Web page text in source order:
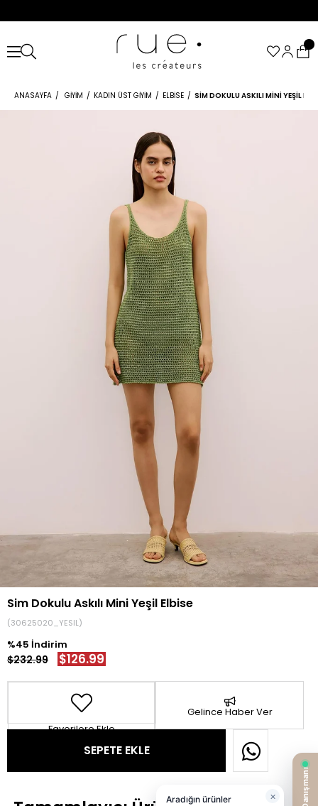
ANASAYFA GIYIM KADIN ÜST GIYIM ELBISE SIM DOKULU ASKILI MINI YEŞIL
Sim Dokulu Askılı Mini Yeşil Elbise
(30625020_YESIL)
45
$232.99 $126.99
Favorilere Ekle
Gelince Haber Ver